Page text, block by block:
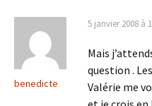
benedicte
5 janvier 2008 à
Mais
question .
Valérie me